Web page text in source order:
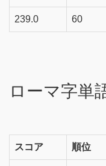
239.0 60
ローマ字単
スコア 順位